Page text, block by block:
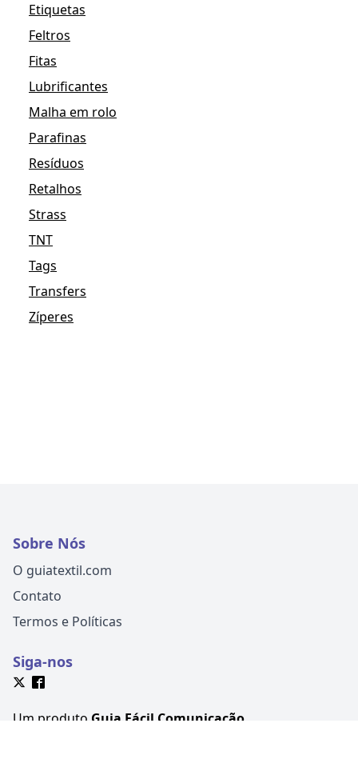
Etiquetas
Feltros
Fitas
Lubrificantes
Malha em rolo
Parafinas
Resíduos
Retalhos
Strass
TNT
Tags
Transfers
Zíperes
Sobre Nós
O guiatextil.com
Contato
Termos e Políticas
Siga-nos
Um produto Guia Fácil Comunicação